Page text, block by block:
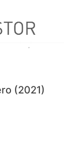
(2021)